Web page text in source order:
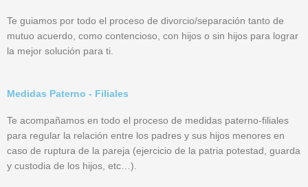
Te guiamos por todo el proceso de divorcio/separación tanto de
mutuo acuerdo, como contencioso, con hijos o sin hijos para lograr
la mejor solución para ti.
Medidas Paterno - Filiales
Te acompañamos en todo el proceso de medidas paterno-filiales
para regular la relación entre los padres y sus hijos menores en
caso de ruptura de la pareja (ejercicio de la patria potestad, guarda
y custodia de los hijos, etc…).